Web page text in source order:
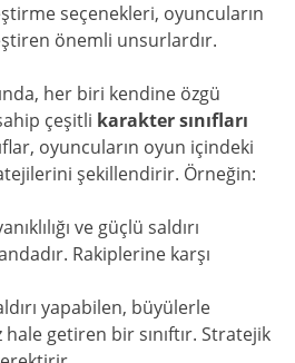
seçenekleri, oyuncuların
önemli unsurlardır.
her biri kendine özgü
çeşitli karakter sınıfları
oyuncuların oyun içindeki
şekillendirir. Örneğin:
ve güçlü saldırı
Rakiplerine karşı
yapabilen, büyülerle
hale getiren bir sınıftır. Stratejik